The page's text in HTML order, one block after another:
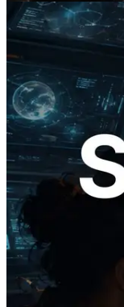
2026.05.24
Validators
Analyzer'ı
Üretim